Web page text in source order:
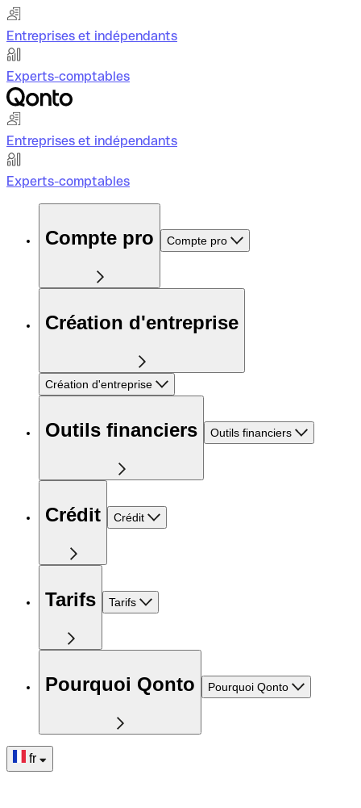
Entreprises et indépendants
Experts-comptables
Entreprises et indépendants
Experts-comptables
Compte pro Compte pro
Création d'entreprise
Création d'entreprise
Outils financiers Outils financiers
Crédit Crédit
Tarifs Tarifs
Pourquoi Qonto Pourquoi Qonto
fr